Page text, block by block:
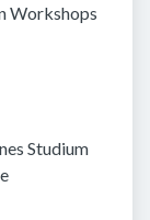
Workshops
Studium